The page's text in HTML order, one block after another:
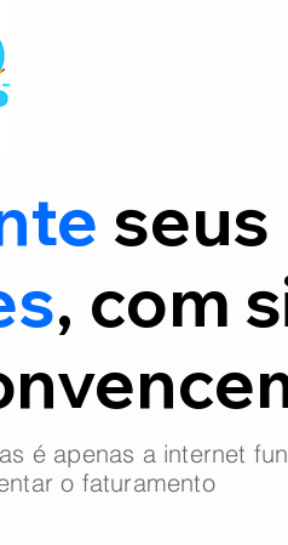
seus
, com
é apenas a internet
o faturamento